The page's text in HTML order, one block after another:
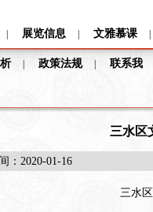
展览信息 文雅慕课
政策法规 联系我
三水区
： 2020-01-16
三水